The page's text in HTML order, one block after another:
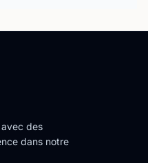
des
dans notre